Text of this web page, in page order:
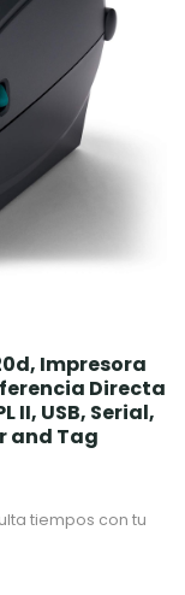
Impresora
Directa
II, USB, Serial,
and Tag
tiempos con tu